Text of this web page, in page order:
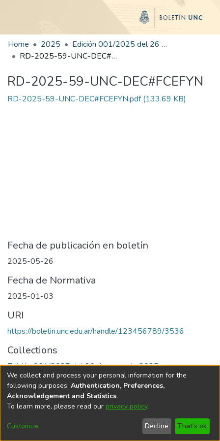
Home 2025
Edición 001/2025 del 26 de mayo de 2025
RD-2025-59-UNC-DEC#FCEFYN
RD-2025-59-UNC-DEC#FCEFYN
RD-2025-59-UNC-DEC#FCEFYN.pdf(133.69 KB)
Fecha de publicación en boletín
2025-05-26
Fecha de Normativa
2025-01-03
URI
https://boletin.unc.edu.ar/handle/123456789/3536
Collections
Edición 001/2025 del 26 de mayo de 2025
Universidad Nacional de Córdoba
We collect and process your personal information for the
following purposes: Authentication, Preferences,
Acknowledgement and Statistics.
To learn more, please read our privacy policy.
Customize Decline That's ok